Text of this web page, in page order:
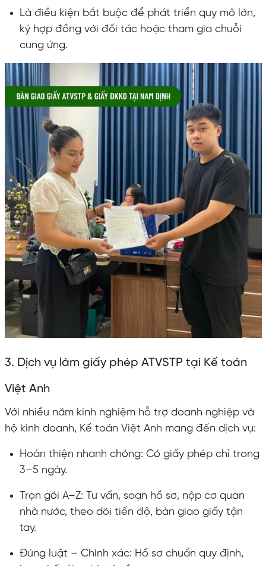
Là điều kiện bắt buộc để phát triển quy mô lớn,
ký hợp đồng với đối tác hoặc tham gia chuỗi
cung ứng.
3. Dịch vụ làm giấy phép ATVSTP tại Kế toán
Việt Anh
Với nhiều năm kinh nghiệm hỗ trợ doanh nghiệp và
hộ kinh doanh, Kế toán Việt Anh mang đến dịch vụ:
Hoàn thiện nhanh chóng: Có giấy phép chỉ trong
3–5 ngày.
Trọn gói A–Z: Tư vấn, soạn hồ sơ, nộp cơ quan
nhà nước, theo dõi tiến độ, bàn giao giấy tận
tay.
Đúng luật – Chính xác: Hồ sơ chuẩn quy định,